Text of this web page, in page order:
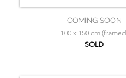
COMING SOON
100 x 150 cm
SOLD